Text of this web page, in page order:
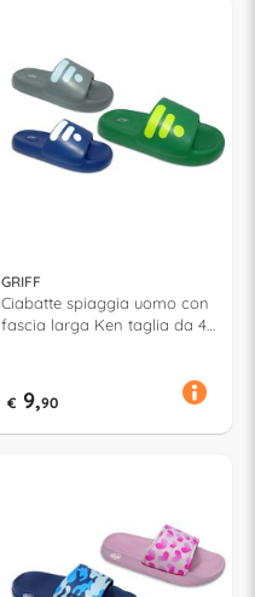
GRIFF
Ciabatte spiaggia uomo con
fascia larga Ken taglia da 41
€ 9,90